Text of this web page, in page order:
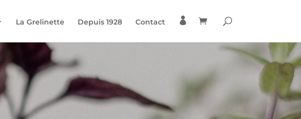
La Grelinette Depuis 1928 Contact 